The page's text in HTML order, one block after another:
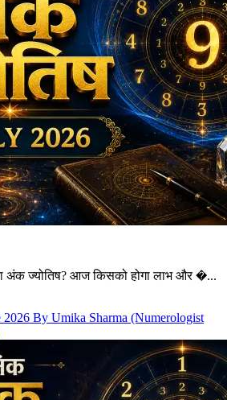
ज्योतिष? आज किसको होगा लाभ और �...
2026 By Umika Sharma (Numerologist